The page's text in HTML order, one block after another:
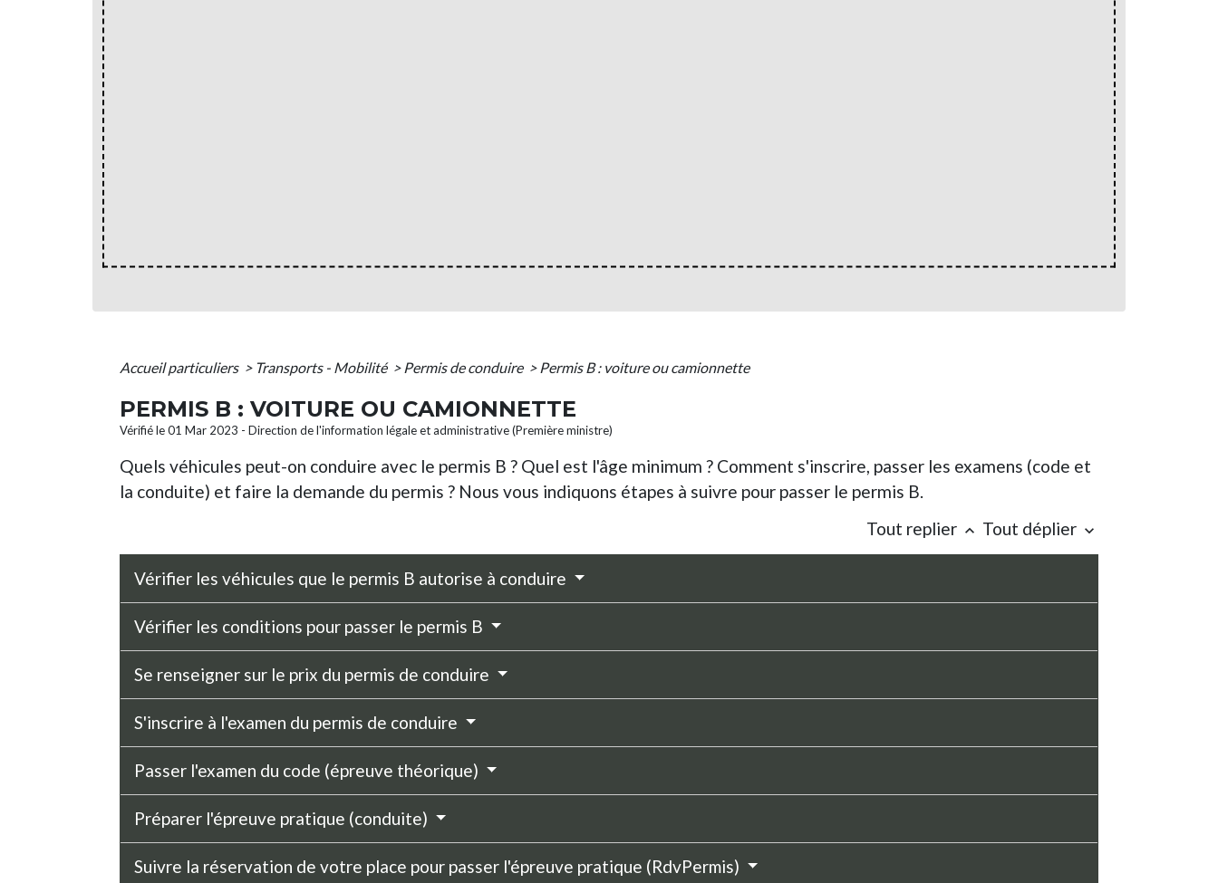
Accueil particuliers > Transports - Mobilité > Permis de conduire > Permis B : voiture ou camionnette
PERMIS B : VOITURE OU CAMIONNETTE
Vérifié le 01 Mar 2023 - Direction de l'information légale et administrative (Première ministre)
Quels véhicules peut-on conduire avec le permis B ? Quel est l'âge minimum ? Comment s'inscrire, passer les examens (code et
la conduite) et faire la demande du permis ? Nous vous indiquons étapes à suivre pour passer le permis B.
Tout replier keyboard_arrow_up Tout déplier keyboard_arrow_down
Vérifier les véhicules que le permis B autorise à conduire
Vérifier les conditions pour passer le permis B
Se renseigner sur le prix du permis de conduire
S'inscrire à l'examen du permis de conduire
Passer l'examen du code (épreuve théorique)
Préparer l'épreuve pratique (conduite)
Suivre la réservation de votre place pour passer l'épreuve pratique (RdvPermis)